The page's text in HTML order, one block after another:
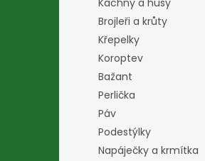
Kachny a husy
Brojleři a krůty
Křepelky
Koroptev
Bažant
Perlička
Páv
Podestýlky
Napáječky a krmítka